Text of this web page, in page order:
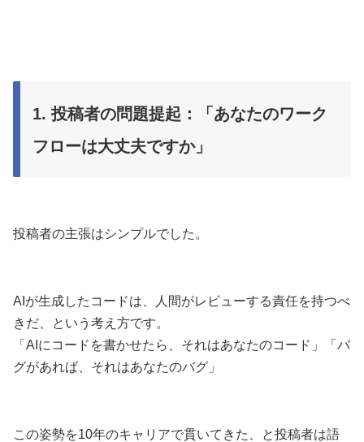
1. 投稿者の問題提起：「あなたのワーク
フローは大丈夫ですか」
投稿者の主張はシンプルでした。
AIが生成したコードは、人間がレビューする責任を持つべ
きだ、という考え方です。
「AIにコードを書かせたら、それはあなたのコード」「バ
グがあれば、それはあなたのバグ」
この姿勢を10年のキャリアで貫いてきた、と投稿者は語